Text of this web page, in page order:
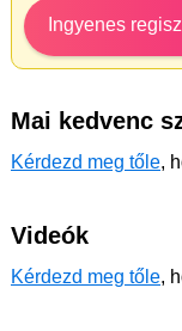
Ingyenes
Mai kedvenc
Kérdezd meg tőle,
Videók
Kérdezd meg tőle,